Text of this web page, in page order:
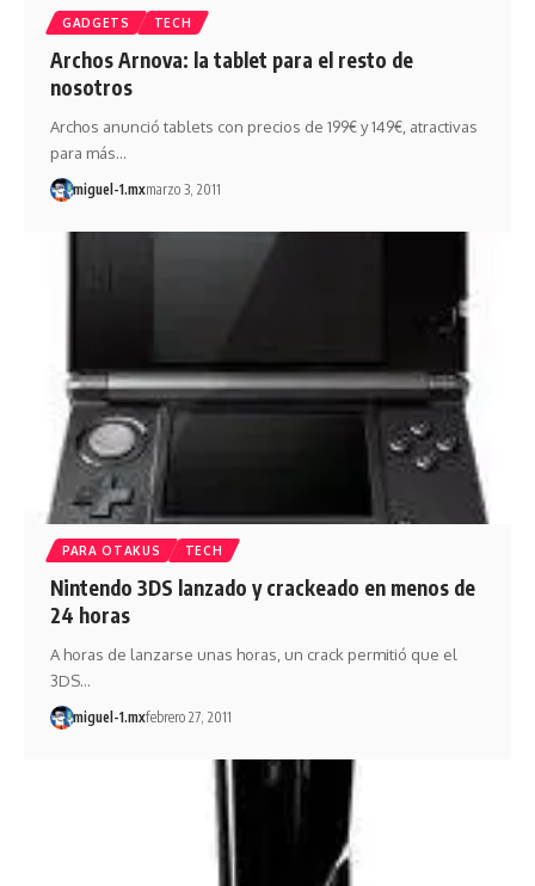
GADGETS TECH
Archos Arnova: la tablet para el resto de
nosotros
Archos anunció tablets con precios de 199€ y 149€, atractivas
para más…
miguel-1.mxmarzo 3, 2011
PARA OTAKUS TECH
Nintendo 3DS lanzado y crackeado en menos de
24 horas
A horas de lanzarse unas horas, un crack permitió que el
3DS…
miguel-1.mxfebrero 27, 2011